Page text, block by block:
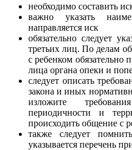
необходимо составить
важно указать
направляется иск
обязательно следует
третьих лиц. По делам
с ребенком обязательно
лица органа опеки и
следует описать
закона и иных
изложите
периодичности и
происходить общение с
также следует
указывается перечень